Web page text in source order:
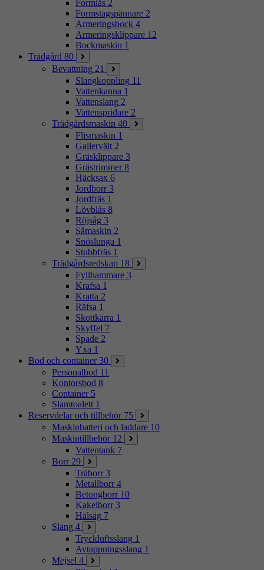
Formlås 2
Formstagspännare 2
Armeringsbock 4
Armeringsklippare 12
Bockmaskin 1
Trädgård 80
Bevattning 21
Slangkoppling 11
Vattenkanna 1
Vattenslang 2
Vattenspridare 2
Trädgårdsmaskin 40
Flismaskin 1
Gallervält 2
Gräsklippare 3
Grästrimmer 8
Häcksax 6
Jordborr 3
Jordfräs 1
Lövblås 8
Röjsåg 3
Såmaskin 2
Snöslunga 1
Stubbfräs 1
Trädgårdsredskap 18
Fyllhammare 3
Krafsa 1
Kratta 2
Räfsa 1
Skottkärra 1
Skyffel 7
Spade 2
Yxa 1
Bod och container 30
Personalbod 11
Kontorsbod 8
Container 5
Slamtoalett 1
Reservdelar och tillbehör 75
Maskinbatteri och laddare 10
Maskintillbehör 12
Vattentank 7
Borr 29
Träborr 3
Metallborr 4
Betongborr 10
Kakelborr 3
Hålsåg 7
Slang 4
Tryckluftsslang 1
Avtappningsslang 1
Mejsel 4